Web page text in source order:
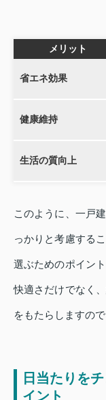
メリット
省エネ効果
健康維持
生活の質向上
このように、一戸
っかりと考慮する
選ぶためのポイン
快適さだけでなく
をもたらしますの
日当たりを
イント